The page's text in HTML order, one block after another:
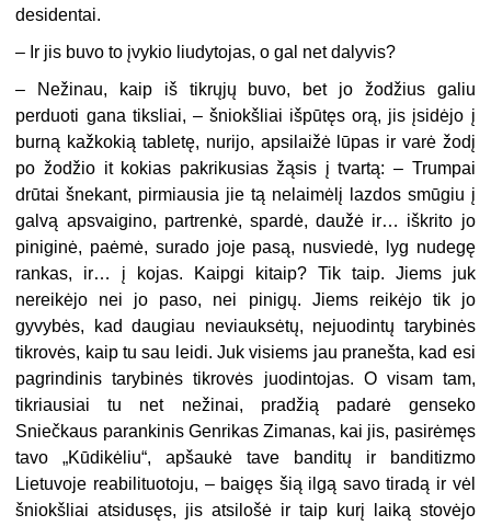
desidentai.
– Ir jis buvo to įvykio liudytojas, o gal net dalyvis?
– Nežinau, kaip iš tikrųjų buvo, bet jo žodžius galiu
perduoti gana tiksliai, – šniokšliai išpūtęs orą, jis įsidėjo į
burną kažkokią tabletę, nurijo, apsilaižė lūpas ir varė žodį
po žodžio it kokias pakrikusias žąsis į tvartą: – Trumpai
drūtai šnekant, pirmiausia jie tą nelaimėlį lazdos smūgiu į
galvą apsvaigino, partrenkė, spardė, daužė ir… iškrito jo
piniginė, paėmė, surado joje pasą, nusviedė, lyg nudegę
rankas, ir… į kojas. Kaipgi kitaip? Tik taip. Jiems juk
nereikėjo nei jo paso, nei pinigų. Jiems reikėjo tik jo
gyvybės, kad daugiau neviauksėtų, nejuodintų tarybinės
tikrovės, kaip tu sau leidi. Juk visiems jau pranešta, kad esi
pagrindinis tarybinės tikrovės juodintojas. O visam tam,
tikriausiai tu net nežinai, pradžią padarė genseko
Sniečkaus parankinis Genrikas Zimanas, kai jis, pasirėmęs
tavo „Kūdikėliu“, apšaukė tave banditų ir banditizmo
Lietuvoje reabilituotoju, – baigęs šią ilgą savo tiradą ir vėl
šniokšliai atsidusęs, jis atsilošė ir taip kurį laiką stovėjo